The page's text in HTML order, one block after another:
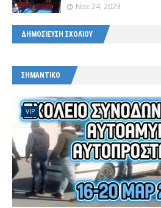
Νοε 24, 2023
ΔΗΜΟΣΊΕΥΣΗ ΣΧΟΛΊΟΥ
ΣΗΜΑΝΤΙΚΟ
VIP